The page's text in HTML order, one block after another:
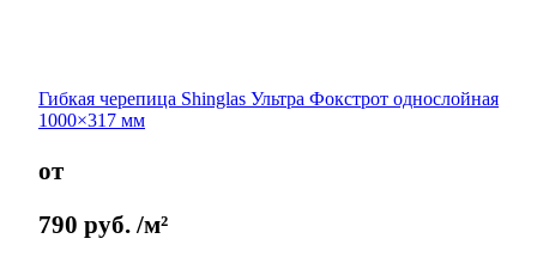
Гибкая черепица Shinglas Ультра Фокстрот однослойная
1000×317 мм
от
790 руб. /м²